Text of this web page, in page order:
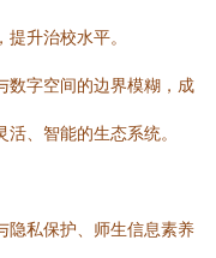
升治校水平。
数字空间的边界模糊，成
、智能的生态系统。
隐私保护、师生信息素养